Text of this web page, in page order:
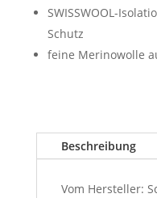
SWISSWOOL-
Schutz
feine Merinowolle
Beschreibung
Vom Hersteller: